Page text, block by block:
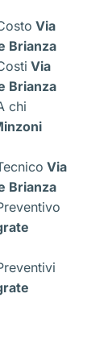
Via
Brianza
Via
Brianza
chi
Via
Brianza